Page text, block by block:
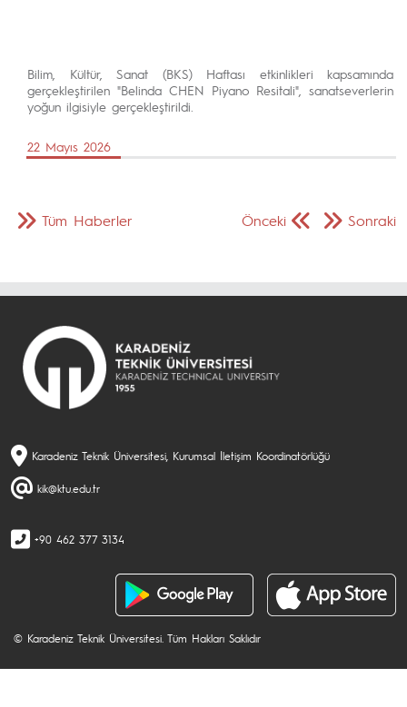
Bilim, Kültür, Sanat (BKS) Haftası etkinlikleri kapsamında
gerçekleştirilen "Belinda CHEN Piyano Resitali", sanatseverlerin
yoğun ilgisiyle gerçekleştirildi.
22 Mayıs 2026
Önceki Sonraki
Tüm Haberler
Karadeniz Teknik Üniversitesi, Kurumsal İletişim Koordinatörlüğü
kik@ktu.edu.tr
+90 462 377 3134
© Karadeniz Teknik Üniversitesi. Tüm Hakları Saklıdır